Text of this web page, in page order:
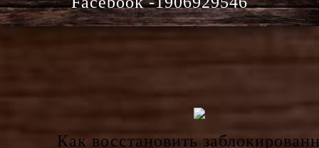
Как восстановить